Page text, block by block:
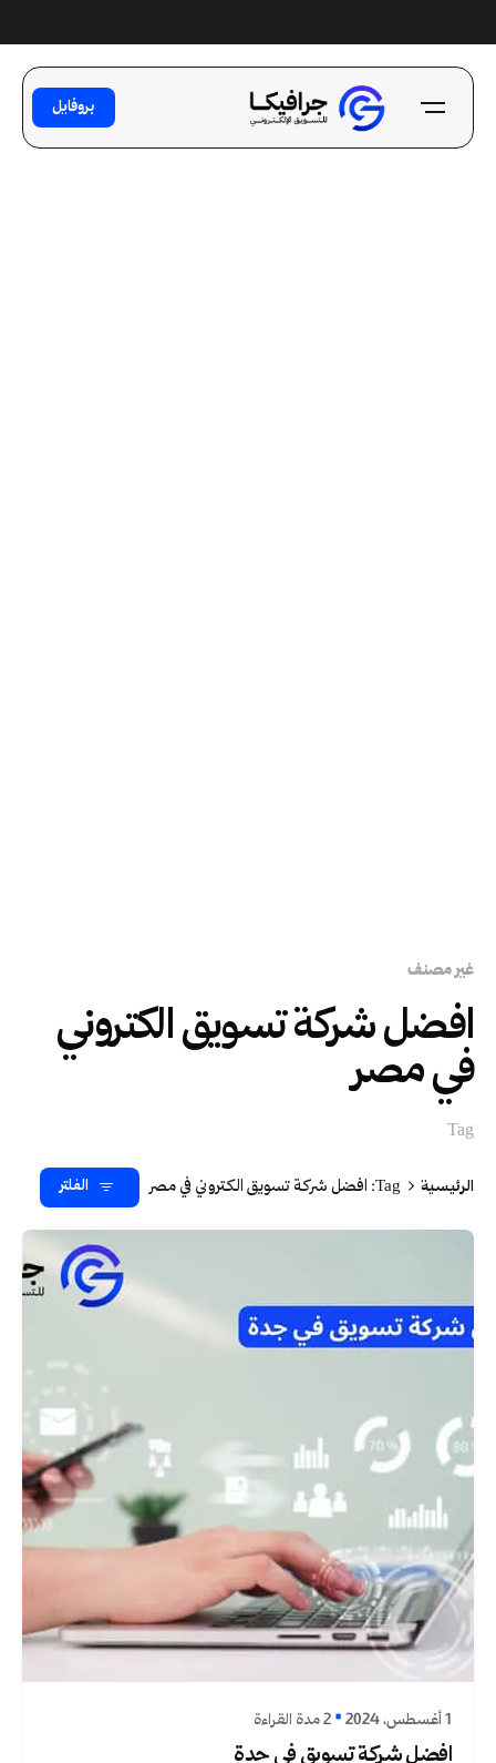
to
content
بروفايل
غير مصنف
افضل شركة تسويق الكتروني
في مصر
Tag
الرئيسية Tag: افضل شركة تسويق الكتروني في مصر الفلتر
نُشر بواسطة
جرافيكا
1 أغسطس، 2024 2 مدة القراءة